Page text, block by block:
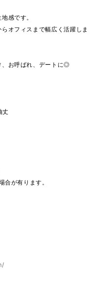
感です。
オフィスまで幅広く活躍しま
、お呼ばれ、デートに◎
が有ります。